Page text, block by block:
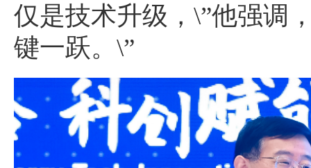
仅是技术升级，\”他强调
键一跃。\”